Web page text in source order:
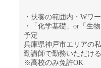
・扶養の範囲内・Wワ
・「化学基礎」or「生
予定
兵庫県神戸市エリアの
勤講師で勤務いただけ
※高校のみ免許OK